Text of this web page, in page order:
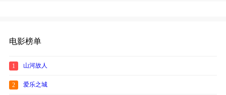
电影榜单
1 山河故人
2 爱乐之城